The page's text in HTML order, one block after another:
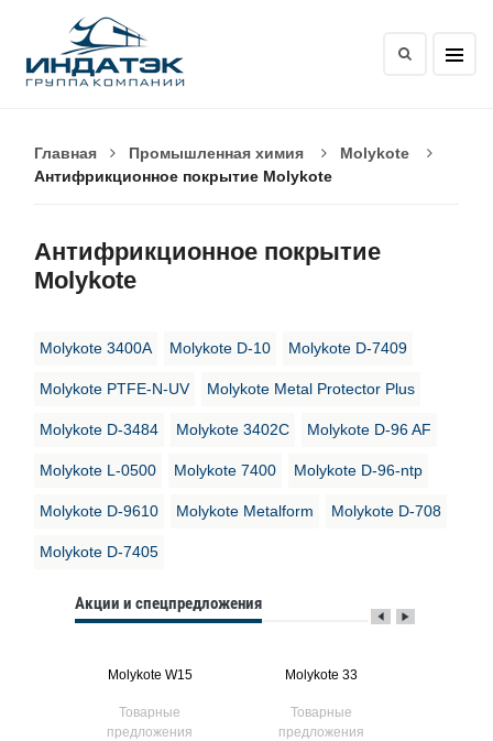
Главная Промышленная химия
Molykote
Антифрикционное покрытие Molykote
Антифрикционное покрытие
Molykote
Molykote 3400A Molykote D-10 Molykote D-7409
Molykote PTFE-N-UV Molykote Metal Protector Plus
Molykote D-3484 Molykote 3402C Molykote D-96 AF
Molykote L-0500 Molykote 7400 Molykote D-96-ntp
Molykote D-9610 Molykote Metalform Molykote D-708
Molykote D-7405
Акции и спецпредложения
Molykote W15
Товарные
предложения
Molykote 33
Товарные
предложения